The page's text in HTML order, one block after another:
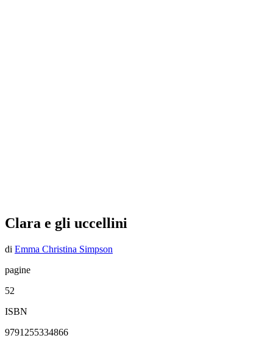
Clara e gli uccellini
di Emma Christina Simpson
pagine
52
ISBN
9791255334866